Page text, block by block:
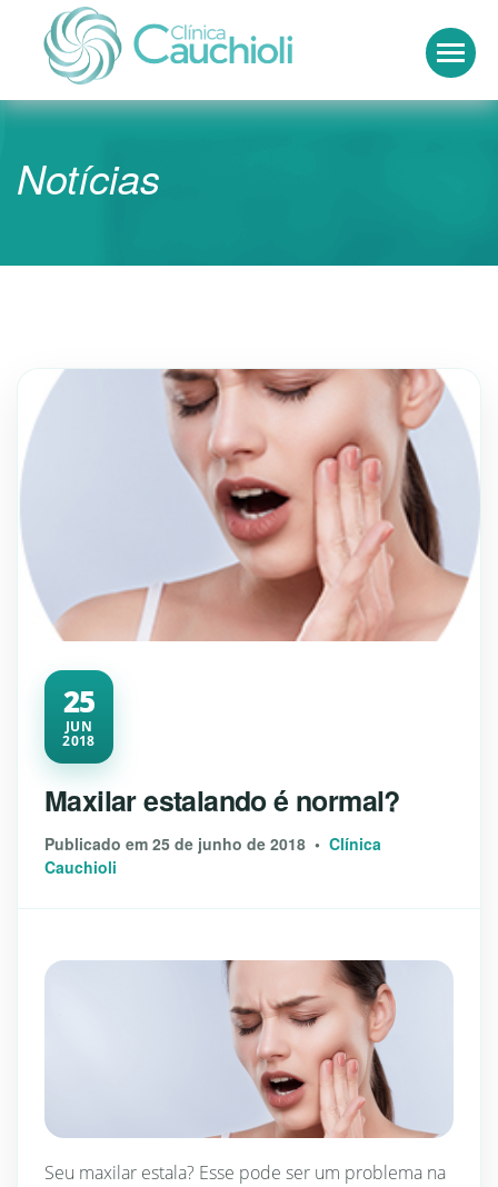
Clínica Cauchioli
Notícias
25
JUN
2018
Maxilar estalando é normal?
Publicado em 25 de junho de 2018 • Clínica
Cauchioli
Seu maxilar estala? Esse pode ser um problema na